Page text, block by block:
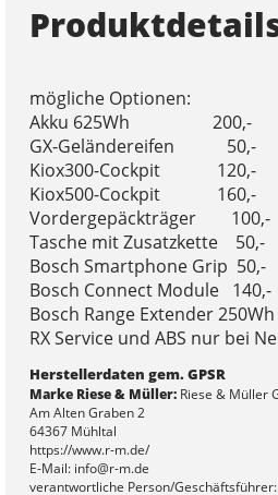
mögliche Optionen:
Akku 625Wh 200,-
GX-Geländereifen 50,-
Kiox300-Cockpit 120,-
Kiox500-Cockpit 160,-
Vordergepäckträger 100,-
Tasche mit Zusatzkette 50,-
Bosch Smartphone Grip 50,-
Bosch Connect Module 140,-
Bosch Range Extender
RX Service und ABS nur bei
Herstellerdaten gem. GPSR
Marke Riese & Müller:Riese & Müller
Am Alten Graben 2
64367 Mühltal
https://www.r-m.de/
E-Mail: info@r-m.de
verantwortliche Person/